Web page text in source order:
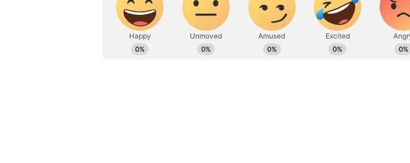
வேற லெவல் ஸ்பீடு! சாட்டிலைட் இன்டர்நெட்